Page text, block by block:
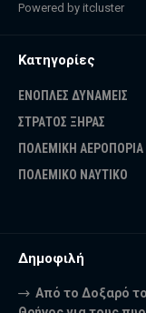
Powered by itcluster
Κατηγορίες
ΕΝΟΠΛΕΣ ΔΥΝΑΜΕΙΣ
ΣΤΡΑΤΟΣ ΞΗΡΑΣ
ΠΟΛΕΜΙΚΗ ΑΕΡΟΠΟΡΙΑ
ΠΟΛΕΜΙΚΟ ΝΑΥΤΙΚΟ
Δημοφιλή
Από το Δοξαρό